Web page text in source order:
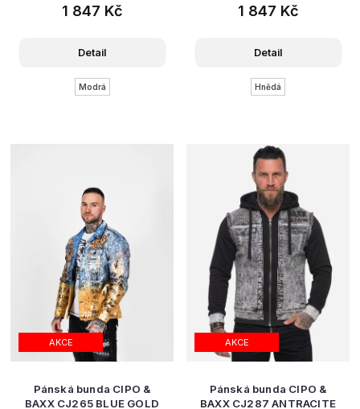
1 847 Kč
Detail
Modrá
1 847 Kč
Detail
Hnědá
AKCE
Pánská bunda CIPO &
BAXX CJ265 BLUE GOLD
AKCE
Pánská bunda CIPO &
BAXX CJ287 ANTRACITE